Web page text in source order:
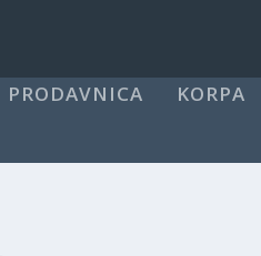
PRODAVNICA KORPA